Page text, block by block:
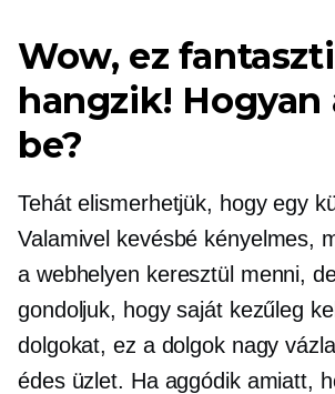
Wow, ez
hangzik! Hogyan
be?
Tehát elismerhetjük, hogy egy
Valamivel kevésbé kényelmes,
a webhelyen keresztül menni,
gondoljuk, hogy saját kezűleg
dolgokat, ez a dolgok nagy
édes üzlet. Ha aggódik amiatt,